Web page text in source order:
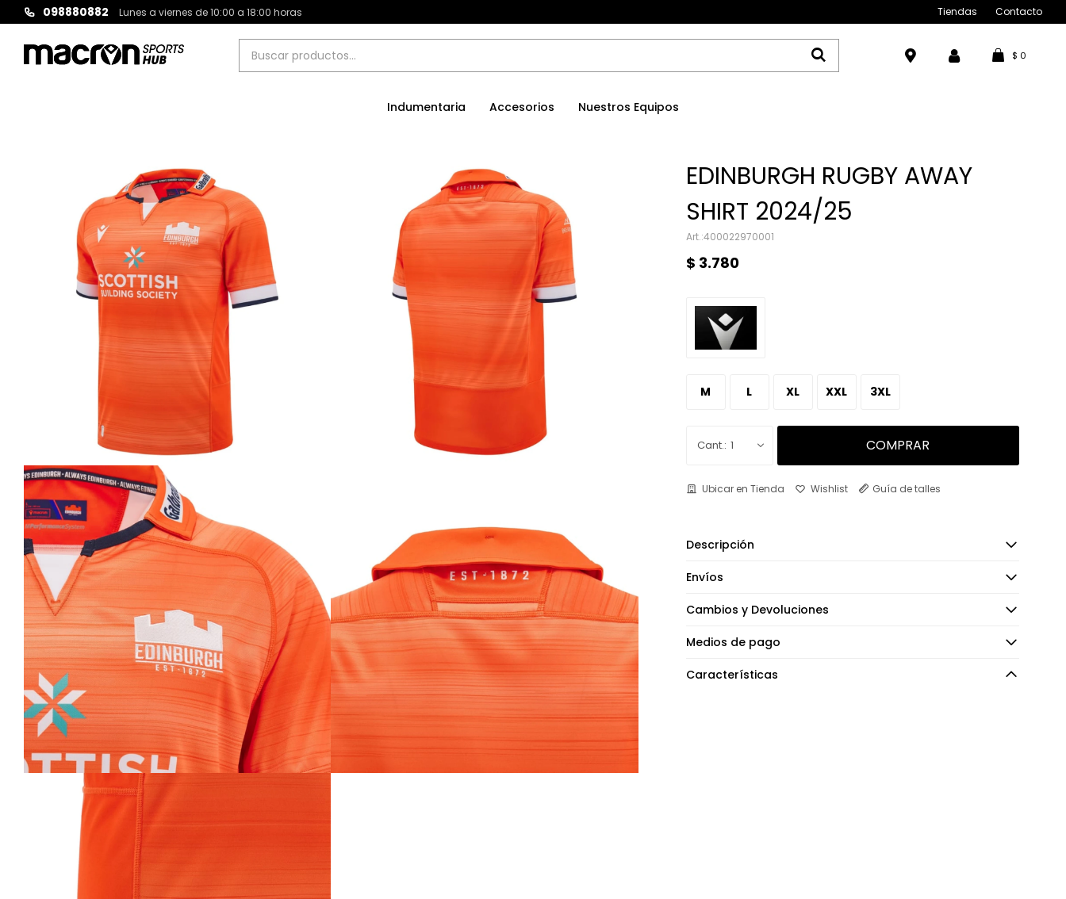
Indumentaria Accesorios Nuestros Equipos
$ 0
098880882 Lunes a viernes de 10:00 a 18:00 horas Tiendas Contacto
EDINBURGH RUGBY AWAY
SHIRT 2024/25
400022970001
$ 3.780
M L XL XXL 3XL
1 COMPRAR
Ubicar en Tienda Guía de talles
Descripción
Envíos
Cambios y Devoluciones
Medios de pago
Características